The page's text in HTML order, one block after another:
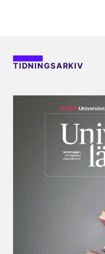
TIDNINGSARKIV